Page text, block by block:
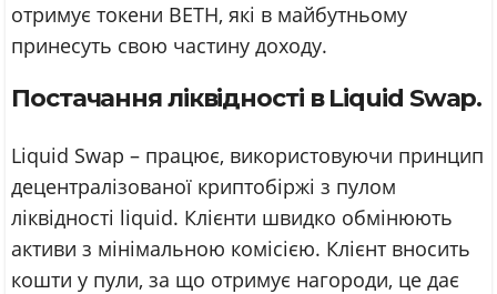
отримує токени BETH, які в майбутньому
принесуть свою частину доходу.
Постачання ліквідності в Liquid Swap.
Liquid Swap – працює, використовуючи принцип
децентралізованої криптобіржі з пулом
ліквідності liquid. Клієнти швидко обмінюють
активи з мінімальною комісією. Клієнт вносить
кошти у пули, за що отримує нагороди, це дає